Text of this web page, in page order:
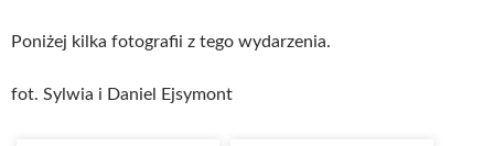
Poniżej kilka fotografii z tego wydarzenia.
fot. Sylwia i Daniel Ejsymont